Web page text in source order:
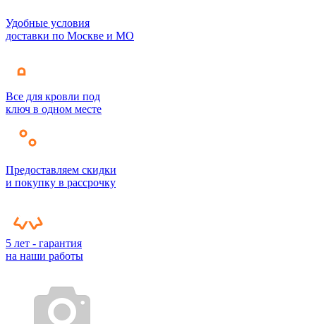
Удобные условия
доставки по Москве и МО
Все для кровли под
ключ в одном месте
Предоставляем скидки
и покупку в рассрочку
5 лет - гарантия
на наши работы